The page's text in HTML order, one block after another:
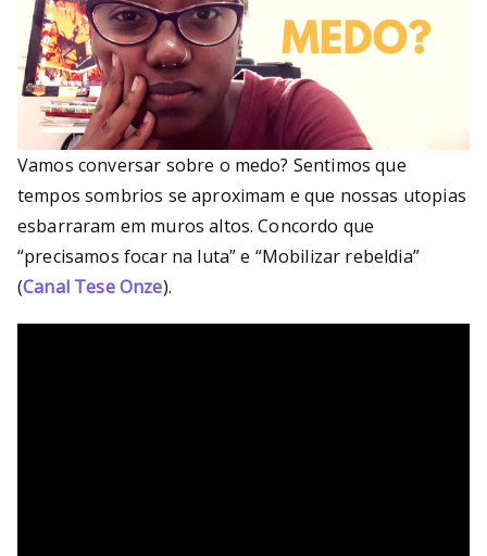
Vamos conversar sobre o medo? Sentimos que
tempos sombrios se aproximam e que nossas utopias
esbarraram em muros altos. Concordo que
“precisamos focar na luta” e “Mobilizar rebeldia”
(Canal Tese Onze).